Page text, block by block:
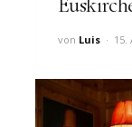
von Luis 15.